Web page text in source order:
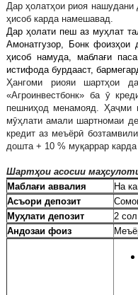
Дар ҳолатҳои риоя нашудани
ҳисоб карда намешавад.
Дар ҳолати пеш аз муҳлат
Амонатгузор, Бонк
ҳисоб намуда, маблағи
истифода бурдааст,
Ҳангоми риояи шартҳои
«Агроинвестбонк» ба ӯ
пешниҳод менамояд. Ҳаҷми
мӯҳлати амали шартномаи
кредит аз меъёрӣ
дошта + 10 % муқаррар
Шартҳои асосии
Маблағи аввалия
На
Асъори депозит
Муҳлати депозит
2 сол
Андозаи фоиз